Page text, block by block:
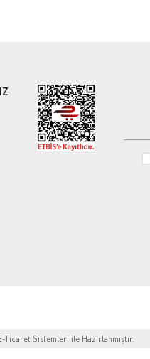
Ticaret Sistemleri ile Hazırlanmıştır.